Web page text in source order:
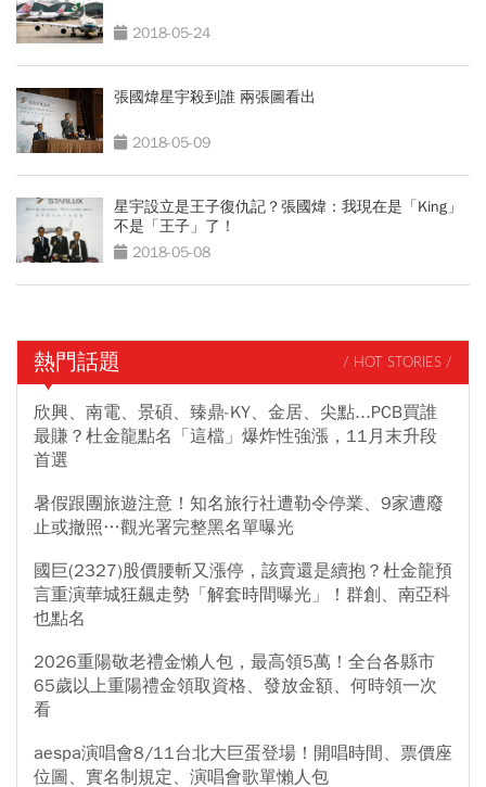
2018-05-24
張國煒星宇殺到誰 兩張圖看出
2018-05-09
星宇設立是王子復仇記？張國煒：我現在是「King」
不是「王子」了！
2018-05-08
熱門話題 / HOT STORIES /
欣興、南電、景碩、臻鼎-KY、金居、尖點...PCB買誰
最賺？杜金龍點名「這檔」爆炸性強漲，11月末升段
首選
暑假跟團旅遊注意！知名旅行社遭勒令停業、9家遭廢
止或撤照…觀光署完整黑名單曝光
國巨(2327)股價腰斬又漲停，該賣還是續抱？杜金龍預
言重演華城狂飆走勢「解套時間曝光」！群創、南亞科
也點名
2026重陽敬老禮金懶人包，最高領5萬！全台各縣市
65歲以上重陽禮金領取資格、發放金額、何時領一次
看
aespa演唱會8/11台北大巨蛋登場！開唱時間、票價座
位圖、實名制規定、演唱會歌單懶人包